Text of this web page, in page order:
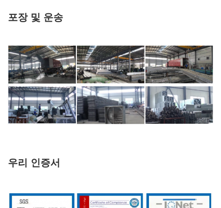
포장 및 운송
우리 인증서